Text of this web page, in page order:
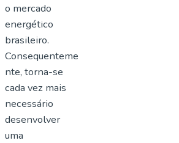
o mercado
energético
brasileiro.
Consequenteme
nte, torna-se
cada vez mais
necessário
desenvolver
uma